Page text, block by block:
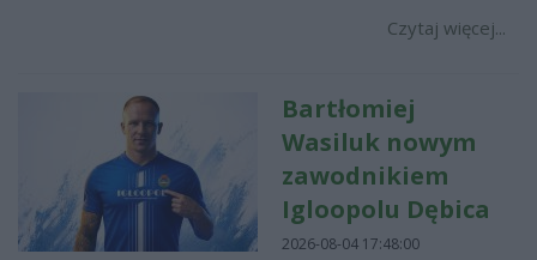
Czytaj więcej...
Bartłomiej
Wasiluk nowym
zawodnikiem
Igloopolu Dębica
2026-08-04 17:48:00